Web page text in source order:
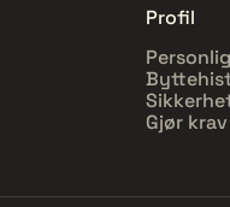
Profil
Gjør